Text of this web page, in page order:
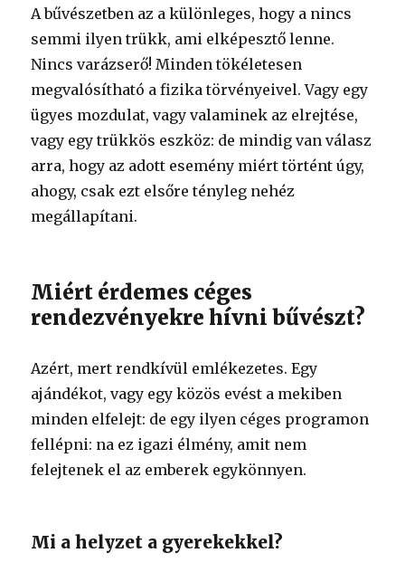
A bűvészetben az a különleges, hogy a nincs
semmi ilyen trükk, ami elképesztő lenne.
Nincs varázserő! Minden tökéletesen
megvalósítható a fizika törvényeivel. Vagy egy
ügyes mozdulat, vagy valaminek az elrejtése,
vagy egy trükkös eszköz: de mindig van válasz
arra, hogy az adott esemény miért történt úgy,
ahogy, csak ezt elsőre tényleg nehéz
megállapítani.
Miért érdemes céges
rendezvényekre hívni bűvészt?
Azért, mert rendkívül emlékezetes. Egy
ajándékot, vagy egy közös evést a mekiben
minden elfelejt: de egy ilyen céges programon
fellépni: na ez igazi élmény, amit nem
felejtenek el az emberek egykönnyen.
Mi a helyzet a gyerekekkel?